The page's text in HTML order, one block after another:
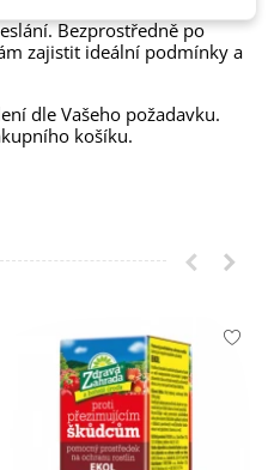
Bezprostředně po
zajistit ideální podmínky a
dle Vašeho požadavku.
košíku.